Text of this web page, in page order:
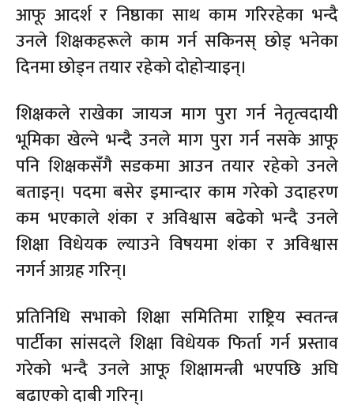
आफू आदर्श र निष्ठाका साथ काम गरिरहेका भन्दै
उनले शिक्षकहरूले काम गर्न सकिनस् छोड् भनेका
दिनमा छोड्न तयार रहेको दोहोर्‍याइन्।
शिक्षकले राखेका जायज माग पुरा गर्न नेतृत्वदायी
भूमिका खेल्ने भन्दै उनले माग पुरा गर्न नसके आफू
पनि शिक्षकसँगै सडकमा आउन तयार रहेको उनले
बताइन्। पदमा बसेर इमान्दार काम गरेको उदाहरण
कम भएकाले शंका र अविश्वास बढेको भन्दै उनले
शिक्षा विधेयक ल्याउने विषयमा शंका र अविश्वास
नगर्न आग्रह गरिन्।
प्रतिनिधि सभाको शिक्षा समितिमा राष्ट्रिय स्वतन्त्र
पार्टीका सांसदले शिक्षा विधेयक फिर्ता गर्न प्रस्ताव
गरेको भन्दै उनले आफू शिक्षामन्त्री भएपछि अघि
बढाएको दाबी गरिन्।